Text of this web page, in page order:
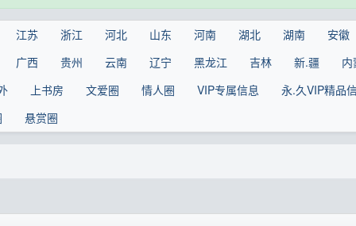
江苏 浙江 河北 山东 河南 湖北 湖南
安徽
广西
贵州 云南 辽宁 黑龙江 吉林 新.疆
上书房 文爱圈 情人圈 VIP专属信息
永.久VIP精品
悬赏圈